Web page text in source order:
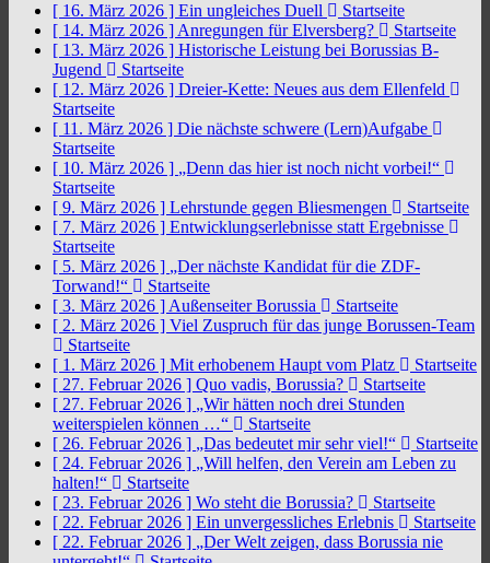
[ 16. März 2026 ] Ein ungleiches Duell
Startseite
[ 14. März 2026 ] Anregungen für Elversberg?
Startseite
[ 13. März 2026 ] Historische Leistung bei Borussias B-
Jugend
Startseite
[ 12. März 2026 ] Dreier-Kette: Neues aus dem Ellenfeld
Startseite
[ 11. März 2026 ] Die nächste schwere (Lern)Aufgabe
Startseite
[ 10. März 2026 ] „Denn das hier ist noch nicht vorbei!“
Startseite
[ 9. März 2026 ] Lehrstunde gegen Bliesmengen
Startseite
[ 7. März 2026 ] Entwicklungserlebnisse statt Ergebnisse
Startseite
[ 5. März 2026 ] „Der nächste Kandidat für die ZDF-
Torwand!“
Startseite
[ 3. März 2026 ] Außenseiter Borussia
Startseite
[ 2. März 2026 ] Viel Zuspruch für das junge Borussen-Team
Startseite
[ 1. März 2026 ] Mit erhobenem Haupt vom Platz
Startseite
[ 27. Februar 2026 ] Quo vadis, Borussia?
Startseite
[ 27. Februar 2026 ] „Wir hätten noch drei Stunden
weiterspielen können …“
Startseite
[ 26. Februar 2026 ] „Das bedeutet mir sehr viel!“
Startseite
[ 24. Februar 2026 ] „Will helfen, den Verein am Leben zu
halten!“
Startseite
[ 23. Februar 2026 ] Wo steht die Borussia?
Startseite
[ 22. Februar 2026 ] Ein unvergessliches Erlebnis
Startseite
[ 22. Februar 2026 ] „Der Welt zeigen, dass Borussia nie